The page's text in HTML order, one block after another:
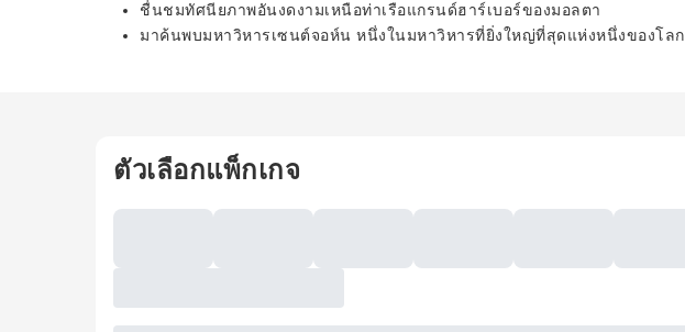
ชื่นชมทัศนียภาพอันงดงามเหนือท่าเรือแกรนด์ฮาร์เบอร์ของมอลตา
มาค้นพบมหาวิหารเซนต์จอห์น หนึ่งในมหาวิหารที่ยิ่งใหญ่ที่สุดแห่งหนึ่งของโลก
ตัวเลือกแพ็กเกจ